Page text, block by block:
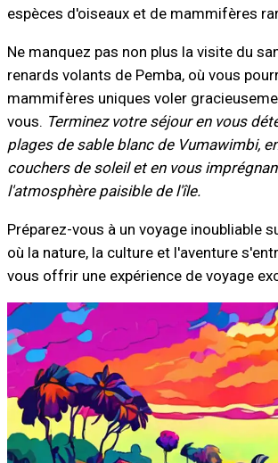
espèces d'oiseaux et de mammifères
Ne manquez pas non plus la visite du
renards volants de Pemba, où vous
mammifères uniques voler
vous. Terminez votre séjour en vous
plages de sable blanc de Vumawimbi,
couchers de soleil et en vous
l'atmosphère paisible de l'île.
Préparez-vous à un voyage inoubliable
où la nature, la culture et l'aventure
vous offrir une expérience de voyage